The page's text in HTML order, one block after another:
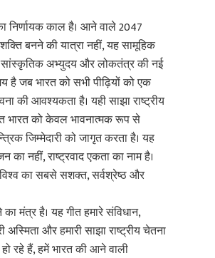
निर्णायक काल है। आने वाले 2047
बनने की यात्रा नहीं, यह सामूहिक
अभ्युदय और लोकतंत्र की नई
है जब भारत को सभी पीढ़ियों को एक
की आवश्यकता है। यही साझा राष्ट्रीय
भारत को केवल भावनात्मक रूप से
जिम्मेदारी को जागृत करता है। यह
का नहीं, राष्ट्रवाद एकता का नाम है।
का सबसे सशक्त, सर्वश्रेष्ठ और
का मंत्र है। यह गीत हमारे संविधान,
अस्मिता और हमारी साझा राष्ट्रीय चेतना
रहे हैं, हमें भारत की आने वाली